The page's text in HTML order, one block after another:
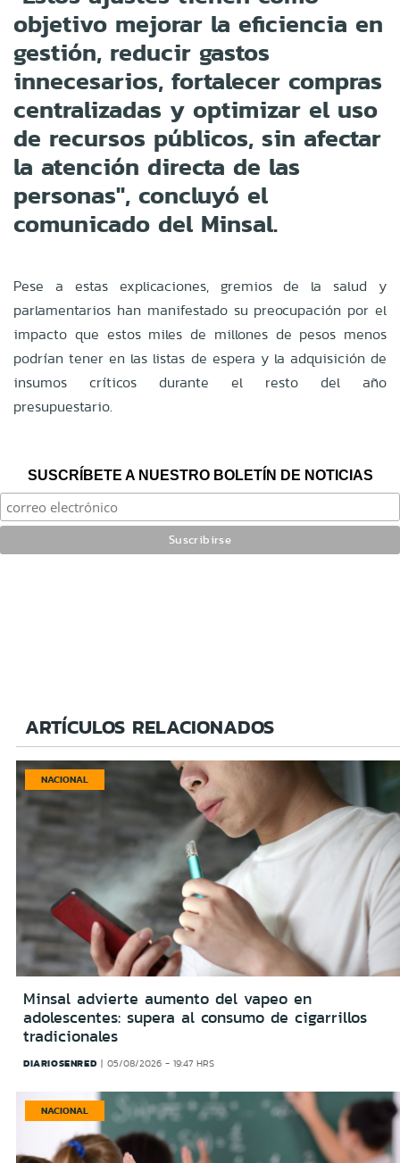
objetivo mejorar la eficiencia en
gestión, reducir gastos
innecesarios, fortalecer compras
centralizadas y optimizar el uso
de recursos públicos, sin afectar
la atención directa de las
personas", concluyó el
comunicado del Minsal.
Pese a estas explicaciones, gremios de la salud y
parlamentarios han manifestado su preocupación por el
impacto que estos miles de millones de pesos menos
podrían tener en las listas de espera y la adquisición de
insumos críticos durante el resto del año
presupuestario.
SUSCRÍBETE A NUESTRO BOLETÍN DE NOTICIAS
ARTÍCULOS RELACIONADOS
NACIONAL
Minsal advierte aumento del vapeo en
adolescentes: supera al consumo de cigarrillos
tradicionales
DIARIOSENRED 05/08/2026 - 19:47 HRS
NACIONAL